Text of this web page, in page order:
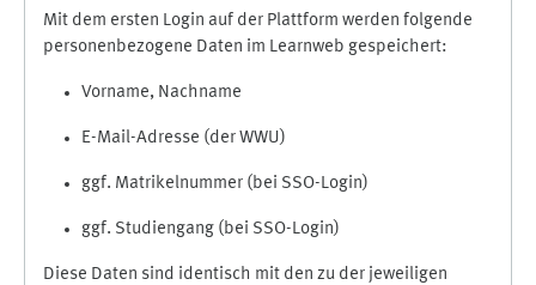
Mit dem ersten Login auf der Plattform werden folgende
personenbezogene Daten im Learnweb gespeichert:
Vorname, Nachname
E-Mail-Adresse (der WWU)
ggf. Matrikelnummer (bei SSO-Login)
ggf. Studiengang (bei SSO-Login)
Diese Daten sind identisch mit den zu der jeweiligen